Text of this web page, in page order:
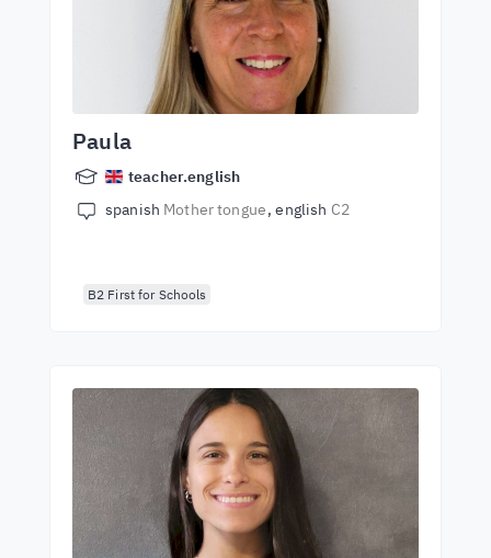
Paula
teacher.english
spanish Mother tongue english C2
B2 First for Schools